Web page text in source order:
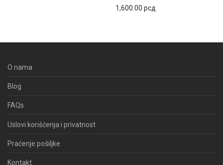
1,600.00 рсд
O nama
Blog
FAQs
Uslovi korišćenja i privatnost
Praćenje pošiljke
Kontakt